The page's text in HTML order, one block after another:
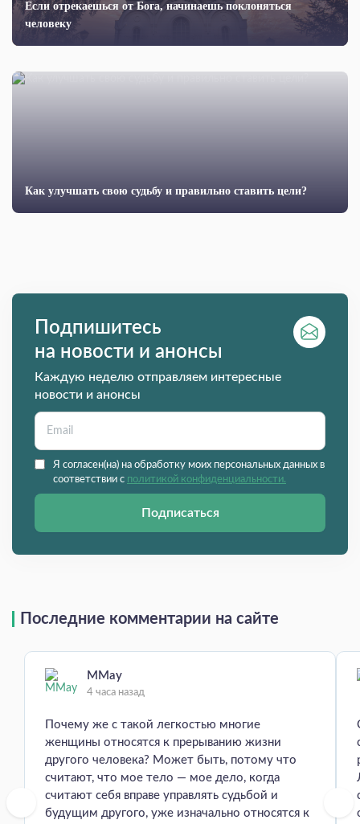
Если отрекаешься от Бога, начинаешь покло­няться
человеку
Как улучшать свою судьбу и правильно ставить цели?
Подпишитесь
на новости и анонсы
Каждую неделю отправляем интересные
новости и анонсы
Я согласен(на) на обработку моих персональных данных в
соответствии с политикой конфиденциальности.
Подписаться
Последние комментарии на сайте
MMay
4 часа назад
Почему же с такой легкостью многие
женщины относятся к прерыванию жизни
другого человека? Может быть, потому что
считают, что мое тело — мое дело, когда
считают себя вправе управлять судьбой и
будущим другого, уже изначально относятся к